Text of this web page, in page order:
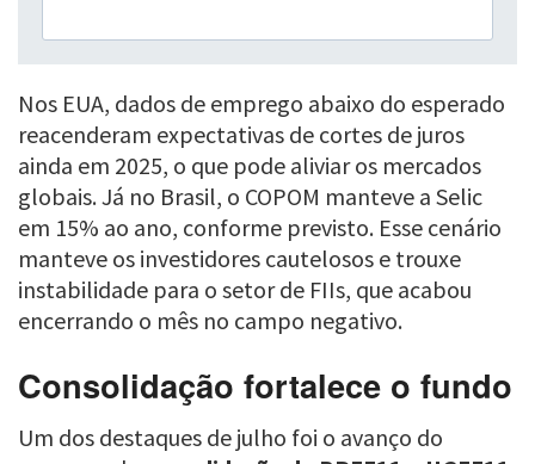
Nos EUA, dados de emprego abaixo do esperado
reacenderam expectativas de cortes de juros
ainda em 2025, o que pode aliviar os mercados
globais. Já no Brasil, o COPOM manteve a Selic
em 15% ao ano, conforme previsto. Esse cenário
manteve os investidores cautelosos e trouxe
instabilidade para o setor de FIIs, que acabou
encerrando o mês no campo negativo.
Consolidação fortalece o fundo
Um dos destaques de julho foi o avanço do